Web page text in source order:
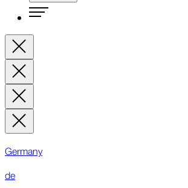
Germany
de